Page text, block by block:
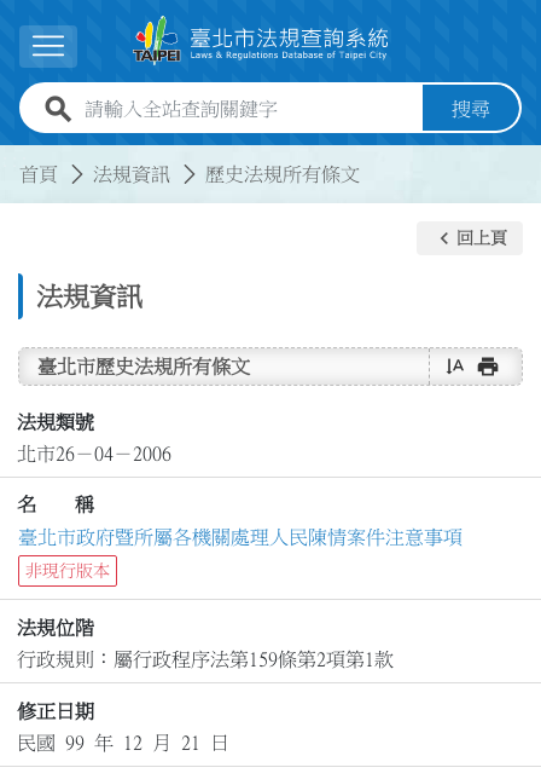
展開選單
全站查詢關鍵字欄位 搜尋
首頁 法規資訊 歷史法規所有條文
法規資訊
keyboard_arrow_left 回上頁
臺北市歷史法規所有條文 text_rotate_vertical print
法規類號
北市26－04－2006
名 稱
臺北市政府暨所屬各機關處理人民陳情案件注意事項
非現行版本
法規位階
行政規則：屬行政程序法第159條第2項第1款
修正日期
民國 99 年 12 月 21 日